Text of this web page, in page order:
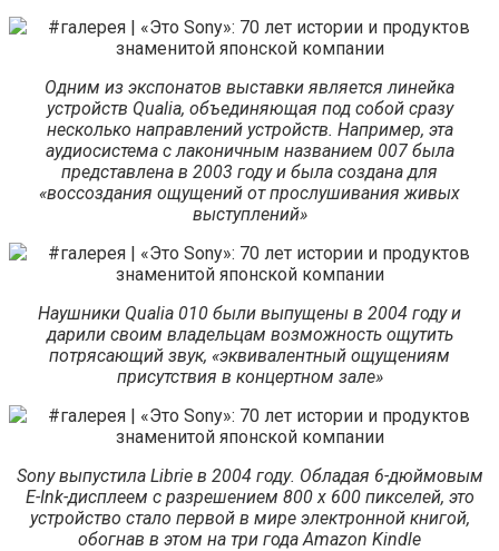
Одним из экспонатов выставки является линейка
устройств Qualia, объединяющая под собой сразу
несколько направлений устройств. Например, эта
аудиосистема с лаконичным названием 007 была
представлена в 2003 году и была создана для
«воссоздания ощущений от прослушивания живых
выступлений»
Наушники Qualia 010 были выпущены в 2004 году и
дарили своим владельцам возможность ощутить
потрясающий звук, «эквивалентный ощущениям
присутствия в концертном зале»
Sony выпустила Librie в 2004 году. Обладая 6-дюймовым
E-Ink-дисплеем с разрешением 800 x 600 пикселей, это
устройство стало первой в мире электронной книгой,
обогнав в этом на три года Amazon Kindle